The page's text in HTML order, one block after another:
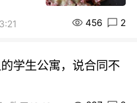
456 2
学生公寓，说合同不